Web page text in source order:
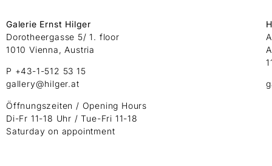
Galerie Ernst Hilger
Dorotheergasse 5/ 1. floor
1010 Vienna, Austria
P +43-1-512 53 15
gallery@hilger.at
Öffnungszeiten / Opening Hours
Di-Fr 11-18 Uhr / Tue-Fri 11-18
Saturday on appointment